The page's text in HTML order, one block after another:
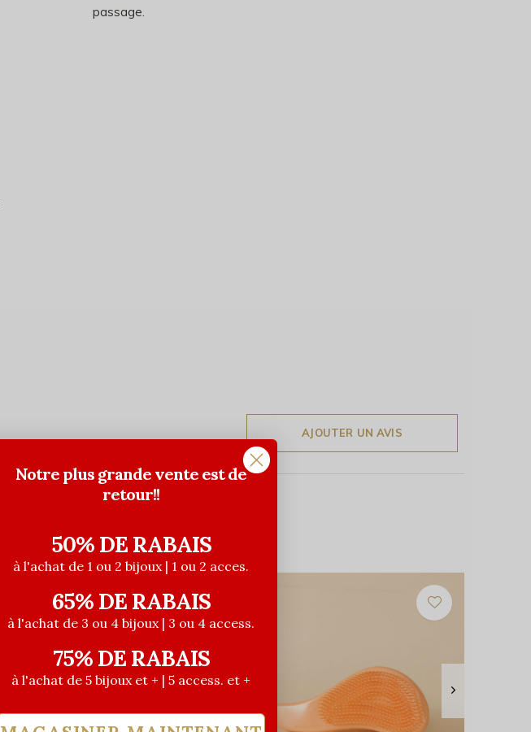
passage.
AJOUTER UN AVIS
Notre plus grande vente est de
retour!!
50% DE RABAIS
à l'achat de 1 ou 2 bijoux | 1 ou 2 acces.
65% DE RABAIS
à l'achat de 3 ou 4 bijoux | 3 ou 4 access.
75% DE RABAIS
à l'achat de 5 bijoux et + | 5 access. et +